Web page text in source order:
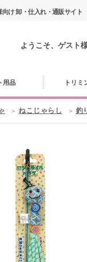
け 卸・仕入れ・通販サイト
ようこそ、ゲスト
用品 トリミ
ねこじゃらし 釣